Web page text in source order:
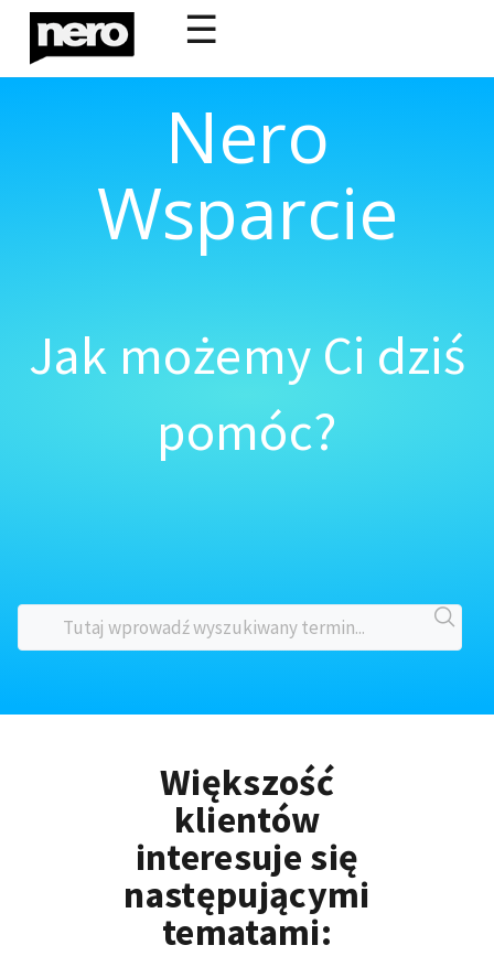
☰
Nero
Wsparcie
Jak możemy Ci dziś
pomóc?
Większość
klientów
interesuje się
następującymi
tematami: